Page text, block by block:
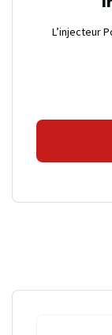
L’injecteur